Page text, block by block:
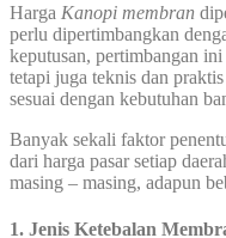
Harga Kanopi membran
perlu dipertimbangkan
keputusan, pertimbangan
tetapi juga teknis dan
sesuai dengan kebutuhan
Banyak sekali faktor
dari harga pasar setiap
masing – masing, adapun
1. Jenis Ketebalan